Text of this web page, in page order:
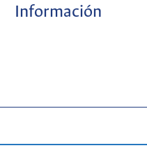
Información